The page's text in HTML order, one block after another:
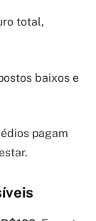
total,
baixos e
pagam